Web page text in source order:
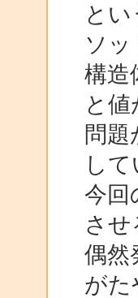
とい
ソッ
構造
と
問題
して
今回
させ
偶然
がた